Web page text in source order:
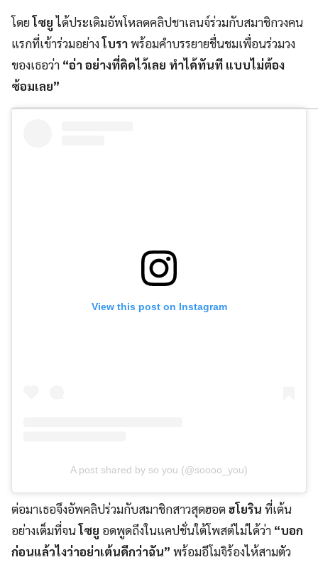
โดยโซยูได้ประเดิมอัพโหลดคลิปชาเลนจ์ร่วมกับสมาชิกวงคน
แรกที่เข้าร่วมอย่างโบราพร้อมคำบรรยายชื่นชมเพื่อนร่วมวง
ของเธอว่า “อ่า อย่างที่คิดไว้เลย ทำได้ทันที แบบไม่ต้อง
ซ้อมเลย”
View this post on Instagram
A post shared by so you (@soooo_you)
ต่อมาเธอจึงอัพคลิปร่วมกับสมาชิกสาวสุดฮอตฮโยริน ที่เต้น
อย่างเต็มที่จนโซยู อดพูดถึงในแคปชั่นใต้โพสต์ไม่ได้ว่า “บอก
ก่อนแล้วไงว่าอย่าเต้นดีกว่าฉัน” พร้อมอีโมจิร้องไห้สามตัว